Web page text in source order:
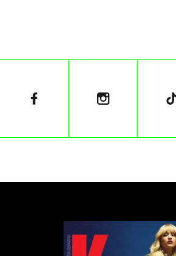
słyszymy głos Williamsa
zawsze czuł się „mniej rozwinięty",
postanowił pokazać ludziom